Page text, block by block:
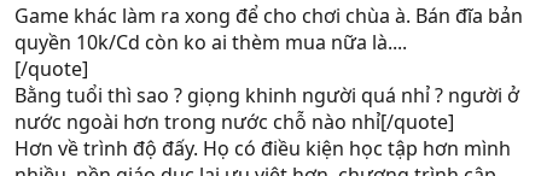
Game khác làm ra xong để cho chơi chùa à. Bán đĩa bản
quyền 10k/Cd còn ko ai thèm mua nữa là....
[/quote]
Bằng tuổi thì sao ? giọng khinh người quá nhỉ ? người ở
nước ngoài hơn trong nước chỗ nào nhỉ[/quote]
Hơn về trình độ đấy. Họ có điều kiện học tập hơn mình